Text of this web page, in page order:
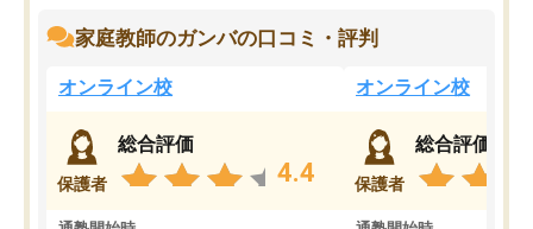
家庭教師のガンバの口コミ・評判
オンライン校
保護者
総合評価
4.4
オンライン校
保護者
総合評価